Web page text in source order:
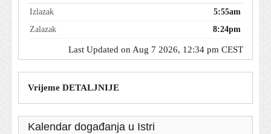
Izlazak
5:55am
Zalazak
8:24pm
Last Updated on Aug 7 2026, 12:34 pm CEST
Vrijeme DETALJNIJE
Kalendar događanja u Istri